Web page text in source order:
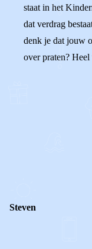
staat in het
dat verdrag
denk je dat jouw
over praten?
Steven